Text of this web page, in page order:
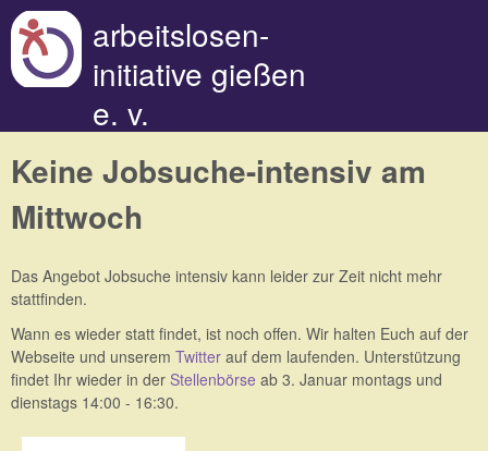
arbeitslosen-
initiative gießen
e. v.
Keine Jobsuche-intensiv am
Mittwoch
Das Angebot Jobsuche intensiv kann leider zur Zeit nicht mehr
stattfinden.
Wann es wieder statt findet, ist noch offen. Wir halten Euch auf der
Webseite und unserem Twitter auf dem laufenden. Unterstützung
findet Ihr wieder in der Stellenbörse ab 3. Januar montags und
dienstags 14:00 - 16:30.